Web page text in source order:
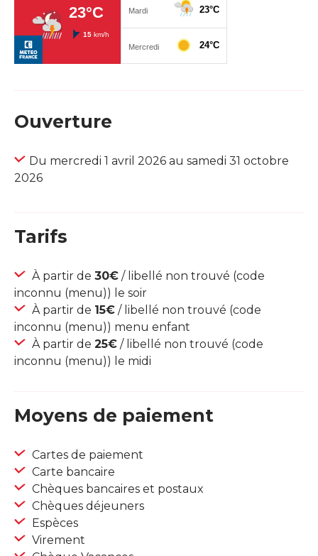
Ouverture
Du mercredi 1 avril 2026 au samedi 31 octobre
2026
Tarifs
À partir de 30€ / libellé non trouvé (code
inconnu (menu)) le soir
À partir de 15€ / libellé non trouvé (code
inconnu (menu)) menu enfant
À partir de 25€ / libellé non trouvé (code
inconnu (menu)) le midi
Moyens de paiement
Cartes de paiement
Carte bancaire
Chèques bancaires et postaux
Chèques déjeuners
Espèces
Virement